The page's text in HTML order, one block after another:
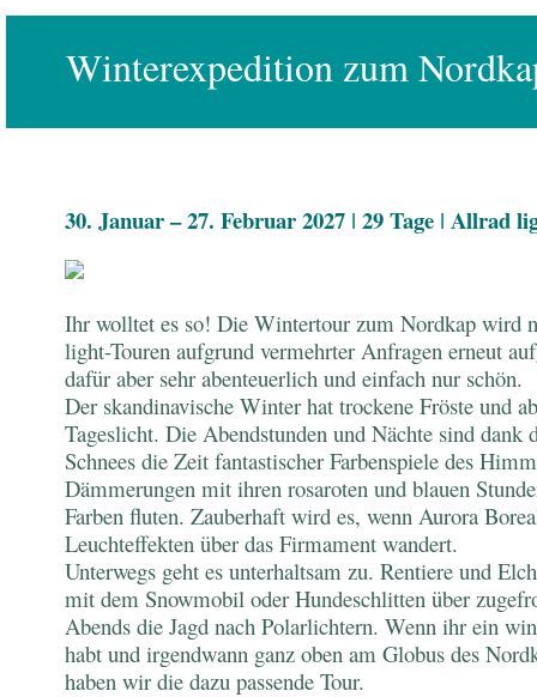
Winterexpedition zum
30. Januar – 27. Februar 2027 ǀ 29 Tageǀ Allrad
Ihr wolltet es so! Die Wintertour zum Nordkap wird
light-Touren aufgrund vermehrter Anfragen erneut
dafür aber sehr abenteuerlich und einfach nur schön.
Der skandinavische Winter hat trockene Fröste und
Tageslicht. Die Abendstunden und Nächte sind dank
Schnees die Zeit fantastischer Farbenspiele des
Dämmerungen mit ihren rosaroten und blauen
Farben fluten. Zauberhaft wird es, wenn Aurora
Leuchteffekten über das Firmament wandert.
Unterwegs geht es unterhaltsam zu. Rentiere und
mit dem Snowmobil oder Hundeschlitten über
Abends die Jagd nach Polarlichtern. Wenn ihr ein
habt und irgendwann ganz oben am Globus des
haben wir die dazu passende Tour.